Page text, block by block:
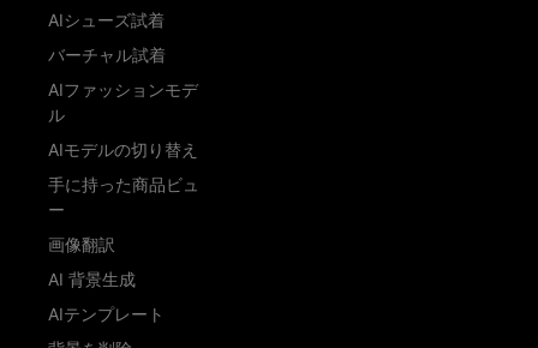
AIシューズ試着
バーチャル試着
AIファッションモデ
ル
AIモデルの切り替え
手に持った商品ビュ
ー
画像翻訳
AI 背景生成
AIテンプレート